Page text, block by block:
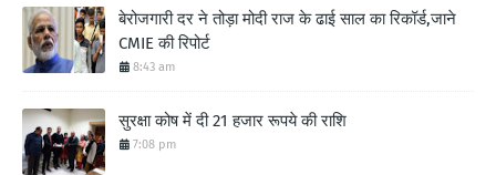
बेरोजगारी दर ने तोड़ा मोदी राज के ढाई साल का रिकॉर्ड,जाने
CMIE की रिपोर्ट
8:43 am
सुरक्षा कोष में दी 21 हजार रूपये की राशि
7:08 pm